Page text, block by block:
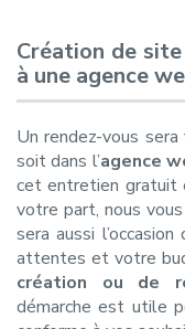
Création de
à une agence
Un rendez-vous
soit dans l’agence
cet entretien gratuit
votre part, nous
sera aussi
attentes et votre
création ou de
démarche est utile